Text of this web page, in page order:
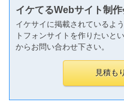
イケてるWebサイト制
イケサイに掲載されているよ
トフォンサイトを作りたいと
からお問い合わせ下さい。